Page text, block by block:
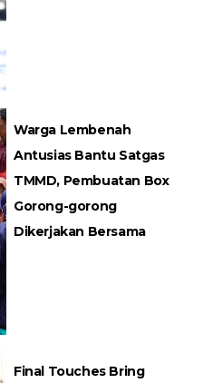
Warga Lembenah
Antusias Bantu Satgas
TMMD, Pembuatan Box
Gorong-gorong
Dikerjakan Bersama
Final Touches Bring